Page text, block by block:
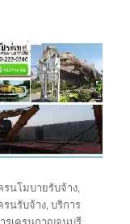
รนโมบายรับจ้าง,
รนรับจ้าง,บริการ
รเครนกาญจนบุรี